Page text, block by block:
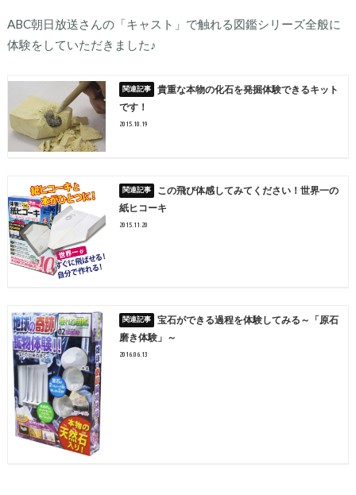
ABC朝日放送さんの「キャスト」で触れる図鑑シリーズ全般に
体験をしていただきました♪
貴重な本物の化石を発掘体験できるキット
です！
2015.10.19
この飛び体感してみてください！世界一の
紙ヒコーキ
2015.11.20
宝石ができる過程を体験してみる～「原石
磨き体験」～
2016.06.13